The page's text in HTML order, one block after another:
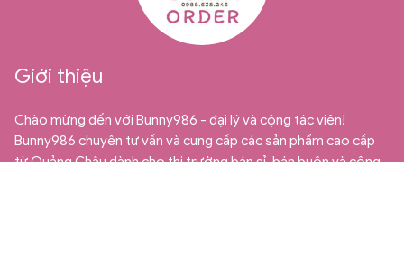
Giới thiệu
Chào mừng đến với Bunny986 - đại lý và cộng tác viên!
Bunny986 chuyên tư vấn và cung cấp các sản phẩm cao cấp
từ Quảng Châu dành cho thị trường bán sỉ, bán buôn và cộng